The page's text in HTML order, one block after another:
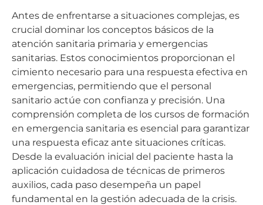
Antes de enfrentarse a situaciones complejas, es
crucial dominar los conceptos básicos de la
atención sanitaria primaria y emergencias
sanitarias. Estos conocimientos proporcionan el
cimiento necesario para una respuesta efectiva en
emergencias, permitiendo que el personal
sanitario actúe con confianza y precisión. Una
comprensión completa de los cursos de formación
en emergencia sanitaria es esencial para garantizar
una respuesta eficaz ante situaciones críticas.
Desde la evaluación inicial del paciente hasta la
aplicación cuidadosa de técnicas de primeros
auxilios, cada paso desempeña un papel
fundamental en la gestión adecuada de la crisis.